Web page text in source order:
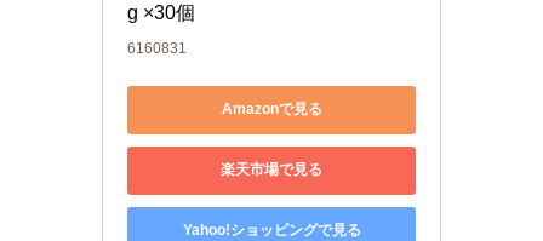
g ×30個
6160831
Amazonで見る
楽天市場で見る
Yahoo!ショッピングで見る